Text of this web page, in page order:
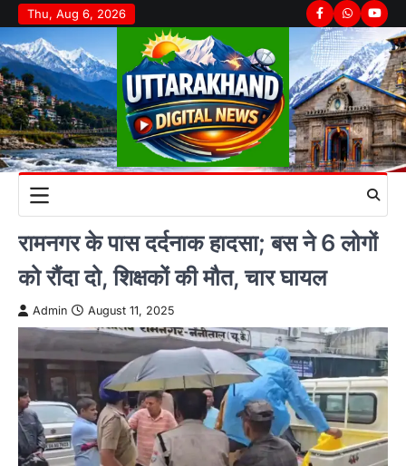
Skip
to
content
Thu, Aug 6, 2026 Facebook
Whatsapp
रामनगर के पास दर्दनाक हादसा; बस ने 6 लोगों
को रौंदा दो, शिक्षकों की मौत, चार घायल
Admin August 11, 2025